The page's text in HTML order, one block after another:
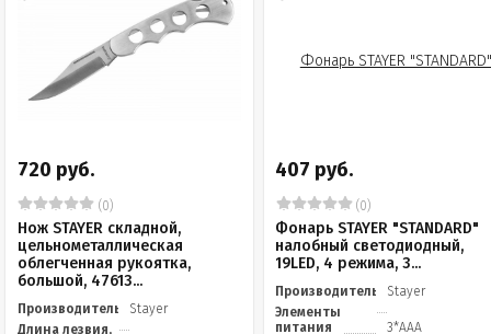
720 руб.
(0)
Нож STAYER складной,
цельнометаллическая
облегченная рукоятка,
большой, 47613...
Производитель
Stayer
Длина лезвия,
407 руб.
(0)
Фонарь STAYER "STANDARD"
налобный светодиодный,
19LED, 4 режима, 3...
Производитель
Stayer
Элементы
питания
3*ААА